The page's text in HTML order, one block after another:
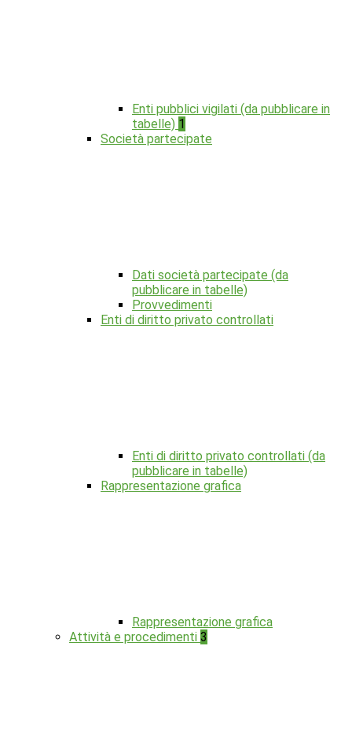
Enti pubblici vigilati (da pubblicare in
tabelle) 1
Società partecipate
Dati società partecipate (da
pubblicare in tabelle)
Provvedimenti
Enti di diritto privato controllati
Enti di diritto privato controllati (da
pubblicare in tabelle)
Rappresentazione grafica
Rappresentazione grafica
Attività e procedimenti 3